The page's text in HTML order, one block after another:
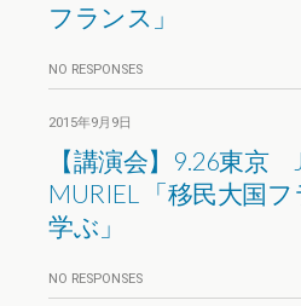
フランス」
NO RESPONSES
2015年9月9日
【講演会】9.26東京
MURIEL 「移民大国
学ぶ」
NO RESPONSES